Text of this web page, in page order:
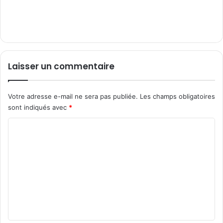
Laisser un commentaire
Votre adresse e-mail ne sera pas publiée. Les champs obligatoires
sont indiqués avec *